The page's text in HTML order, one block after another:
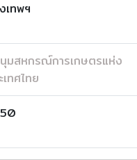
เทพฯ
มสหกรณ์การเกษตรแห่ง
เทศไทย